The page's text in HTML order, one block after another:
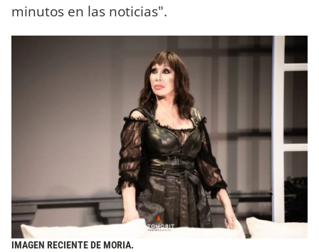
minutos en las noticias".
IMAGEN RECIENTE DE MORIA.